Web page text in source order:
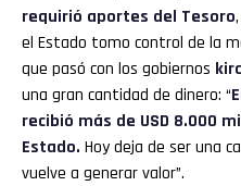
requirió aportes del Tesoro
el Estado tomo control de la
que pasó con los gobiernos
una gran cantidad de dinero: “
recibió más de USD 8.000
Estado. Hoy deja de ser una
vuelve a generar valor”.